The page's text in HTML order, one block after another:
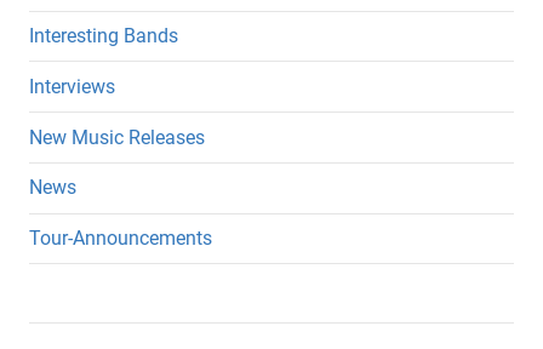
Interesting Bands
Interviews
New Music Releases
News
Tour-Announcements